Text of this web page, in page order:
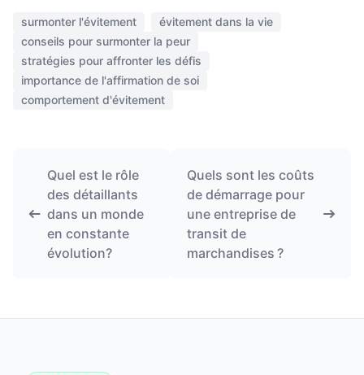
surmonter l'évitement
évitement dans la vie
conseils pour surmonter la peur
stratégies pour affronter les défis
importance de l'affirmation de soi
comportement d'évitement
Quel est le rôle
des détaillants
dans un monde
en constante
évolution?
Quels sont les coûts
de démarrage pour
une entreprise de
transit de
marchandises ?